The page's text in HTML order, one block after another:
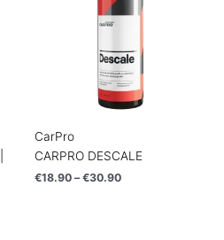
CarPro
CARPRO DESCALE
€18.90 – €30.90
€30.90